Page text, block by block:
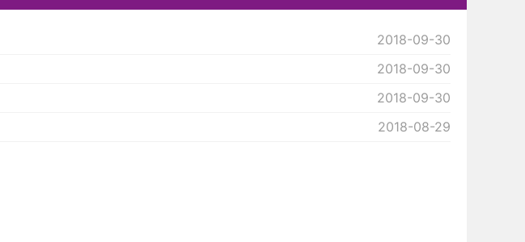
2018-09-30
2018-09-30
2018-09-30
2018-08-29